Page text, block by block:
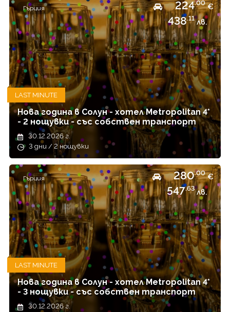
Япония
Гърция 224.00 €
438.11 лв.
LAST MINUTE
Нова година в Солун - хотел Metropolitan 4*
- 2 нощувки - със собствен транспорт
30.12.2026 г.
3 дни / 2 нощувки
Гърция 280.00 €
547.63 лв.
LAST MINUTE
Нова година в Солун - хотел Metropolitan 4*
- 3 нощувки - със собствен транспорт
30.12.2026 г.